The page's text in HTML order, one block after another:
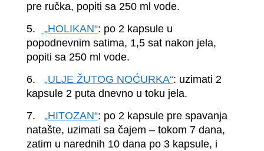
pre ručka, popiti sa 250 ml vode.
5.
„HOLIKAN“: po 2 kapsule u
popodnevnim satima, 1,5 sat nakon jela,
popiti sa 250 ml vode.
6. „ULJE ŽUTOG NOĆURKA“: uzimati 2
kapsule 2 puta dnevno u toku jela.
7. „HITOZAN“: po 2 kapsule pre spavanja
natašte, uzimati sa čajem – tokom 7 dana,
zatim u narednih 10 dana po 3 kapsule, i